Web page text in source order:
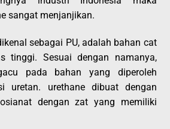
sangat menjanjikan.
sebagai PU, adalah bahan cat
tinggi. Sesuai dengan namanya,
pada bahan yang diperoleh
uretan. urethane dibuat dengan
dengan zat yang memiliki